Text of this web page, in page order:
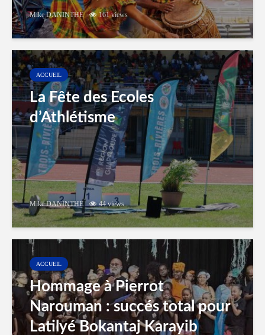
Mike DANINTHE 161 views
ACCUEIL
La Fête des Ecoles
d’Athlétisme
Mike DANINTHE 44 views
ACCUEIL
Hommage à Pierrot
Narouman : succés total pour
Latilyé Bokantaj Karayib